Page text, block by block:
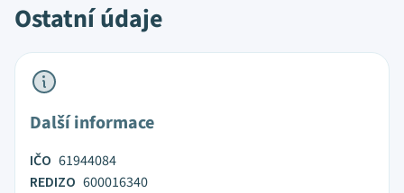
Ostatní údaje
Další informace
IČO 61944084
REDIZO 600016340